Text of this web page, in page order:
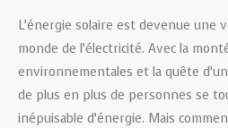
L’énergie solaire est devenue une
monde de l’électricité. Avec la
environnementales et la quête
de plus en plus de personnes se
inépuisable d’énergie. Mais